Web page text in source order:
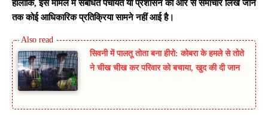
हालांकि, इस मामले में संबंधित पंचायत या प्रशासन की ओर से समाचार लिखे जाने
तक कोई आधिकारिक प्रतिक्रिया सामने नहीं आई है।
सिवनी में पालतू तोता बना हीरो: कोबरा के हमले से तोते
ने चीख चीख कर परिवार को बचाया, खुद की दी जान